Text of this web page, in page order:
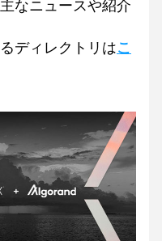
なニュースや紹介
ディレクトリはこ